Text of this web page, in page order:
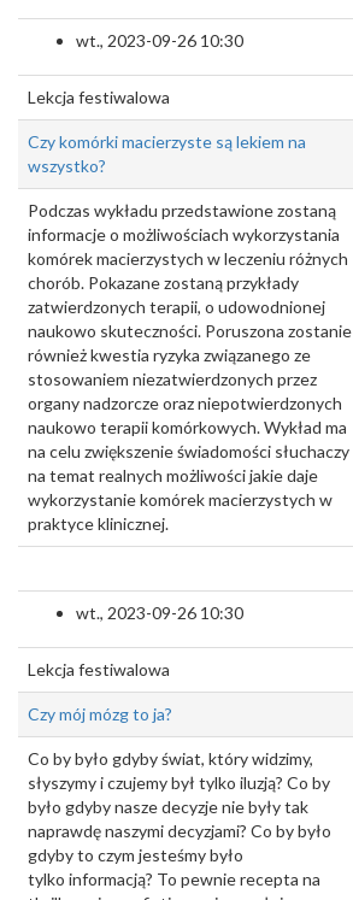
wt., 2023-09-26 10:30
Lekcja festiwalowa
Czy komórki macierzyste są lekiem na
wszystko?
Podczas wykładu przedstawione zostaną
informacje o możliwościach wykorzystania
komórek macierzystych w leczeniu różnych
chorób. Pokazane zostaną przykłady
zatwierdzonych terapii, o udowodnionej
naukowo skuteczności. Poruszona zostanie
również kwestia ryzyka związanego ze
stosowaniem niezatwierdzonych przez
organy nadzorcze oraz niepotwierdzonych
naukowo terapii komórkowych. Wykład ma
na celu zwiększenie świadomości słuchaczy
na temat realnych możliwości jakie daje
wykorzystanie komórek macierzystych w
praktyce klinicznej.
wt., 2023-09-26 10:30
Lekcja festiwalowa
Czy mój mózg to ja?
Co by było gdyby świat, który widzimy,
słyszymy i czujemy był tylko iluzją? Co by
było gdyby nasze decyzje nie były tak
naprawdę naszymi decyzjami? Co by było
gdyby to czym jesteśmy było
tylko informacją? To pewnie recepta na